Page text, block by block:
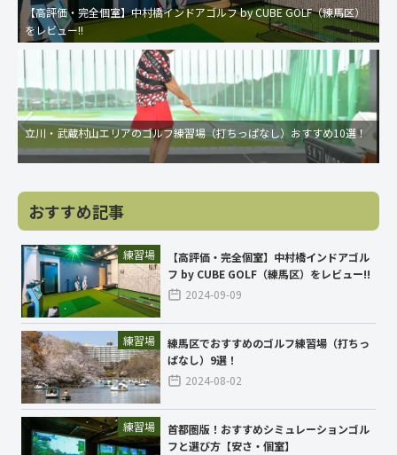
【高評価・完全個室】中村橋インドアゴルフ by CUBE GOLF（練馬区）
をレビュー!!
立川・武蔵村山エリアのゴルフ練習場（打ちっぱなし）おすすめ10選！
おすすめ記事
練習場
【高評価・完全個室】中村橋インドアゴル
フ by CUBE GOLF（練馬区）をレビュー!!
2024-09-09
練習場
練馬区でおすすめのゴルフ練習場（打ちっ
ぱなし）9選！
2024-08-02
練習場
首都圏版！おすすめシミュレーションゴル
フと選び方【安さ・個室】